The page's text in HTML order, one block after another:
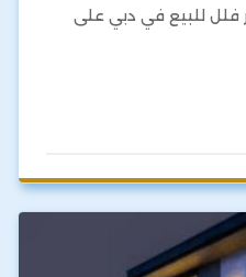
فلل للبيع في دبي على